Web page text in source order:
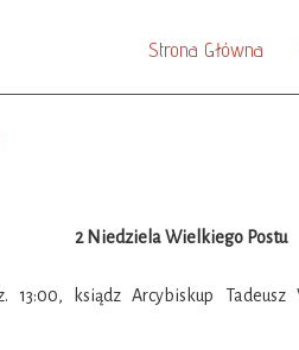
Strona Główna
2 Niedziela Wielkiego Postu
13:00, ksiądz Arcybiskup